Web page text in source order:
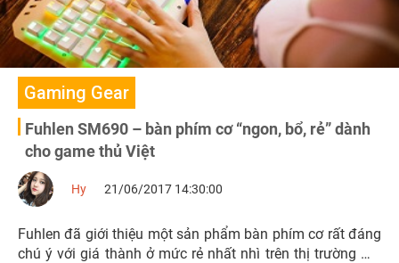
Gaming Gear
Fuhlen SM690 – bàn phím cơ “ngon, bổ, rẻ” dành
cho game thủ Việt
Hy 21/06/2017 14:30:00
Fuhlen đã giới thiệu một sản phẩm bàn phím cơ rất đáng
chú ý với giá thành ở mức rẻ nhất nhì trên thị trường mà